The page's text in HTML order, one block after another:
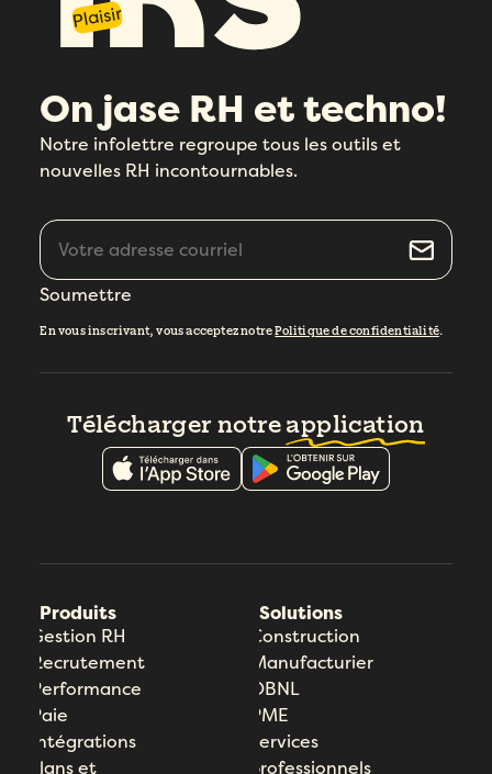
Plaisir
On jase RH et techno!
Notre infolettre regroupe tous les outils et
nouvelles RH incontournables.
Soumettre
En vous inscrivant, vous acceptez notrePolitique de confidentialité.
Télécharger notreapplication
Produits
Gestion RH
Recrutement
Performance
Paie
Intégrations
Plans et
Solutions
Construction
Manufacturier
OBNL
PME
Services
professionnels